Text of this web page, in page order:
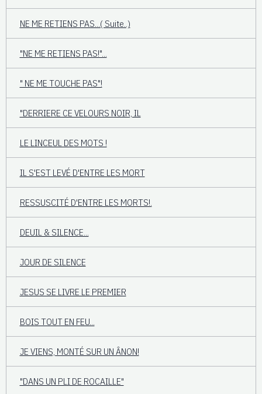
NE ME RETIENS PAS...( Suite..)
"NE ME RETIENS PAS!"...
" NE ME TOUCHE PAS"!
"DERRIERE CE VELOURS NOIR, IL
LE LINCEUL DES MOTS !
IL S'EST LEVÉ D'ENTRE LES MORT
RESSUSCITÉ D'ENTRE LES MORTS!.
DEUIL & SILENCE...
JOUR DE SILENCE
JESUS SE LIVRE LE PREMIER
BOIS TOUT EN FEU...
JE VIENS, MONTÉ SUR UN ÂNON!
"DANS UN PLI DE ROCAILLE"